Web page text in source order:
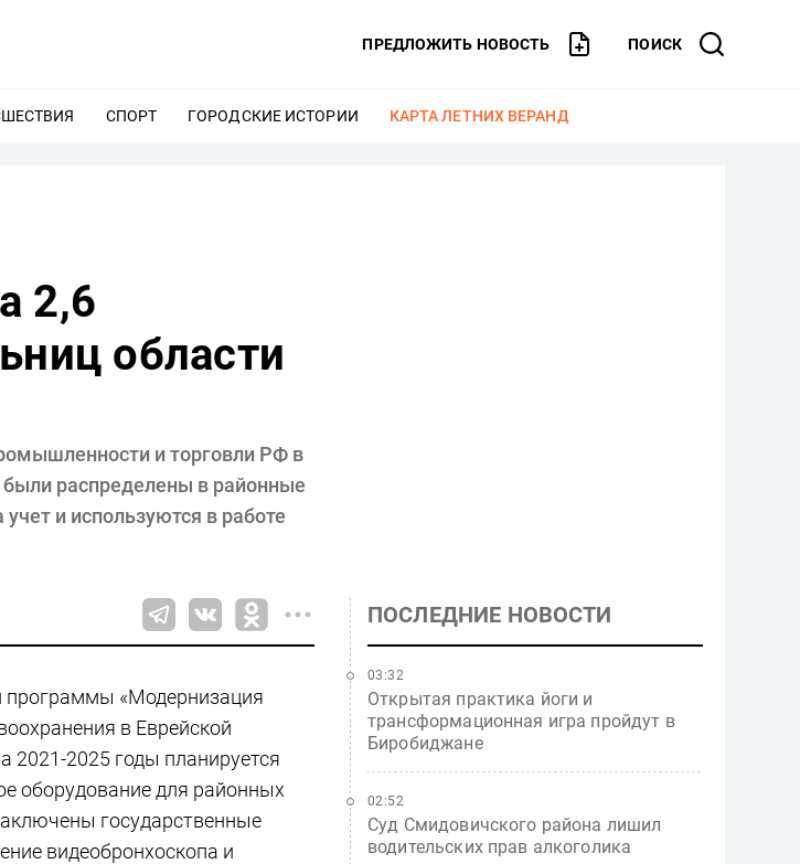
ПРЕДЛОЖИТЬ НОВОСТЬ ПОИСК
ЕЩЕ
СПОРТ ЕЩЕ
ГОРОДСКИЕ ИСТОРИИ ЕЩЕ
КАРТА ЛЕТНИХ ВЕРАНД
2,6
области
и торговли РФ в
распределены в районные
и используются в работе
программы «Модернизация
в Еврейской
2021-2025 годы планируется
оборудование для районных
государственные
видеобронхоскопа и
ПОСЛЕДНИЕ НОВОСТИ
Открытая практика йоги и
трансформационная игра пройдут в
Биробиджане
03:32
Суд Смидовичского района лишил
водительских прав алкоголика
02:52